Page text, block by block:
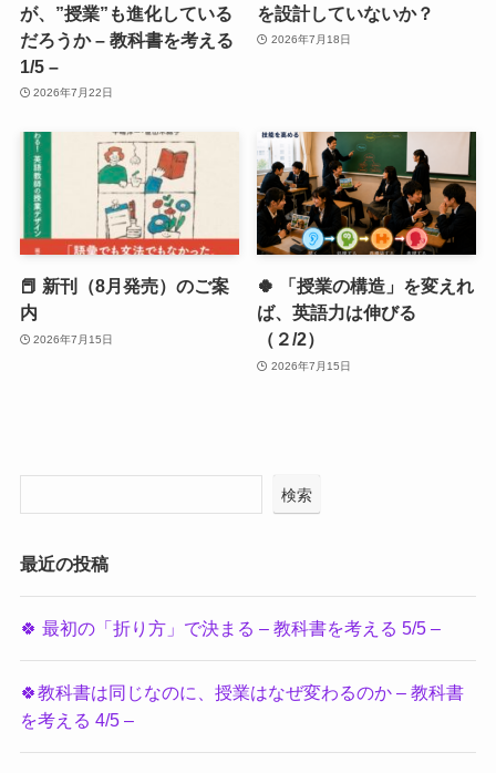
が、”授業”も進化している
だろうか – 教科書を考える
1/5 –
2026年7月22日
を設計していないか？
2026年7月18日
📕 新刊（8月発売）のご案
内
2026年7月15日
🍀 「授業の構造」を変えれ
ば、英語力は伸びる
（２/2）
2026年7月15日
検索
最近の投稿
🍀 最初の「折り方」で決まる – 教科書を考える 5/5 –
🍀教科書は同じなのに、授業はなぜ変わるのか – 教科書
を考える 4/5 –